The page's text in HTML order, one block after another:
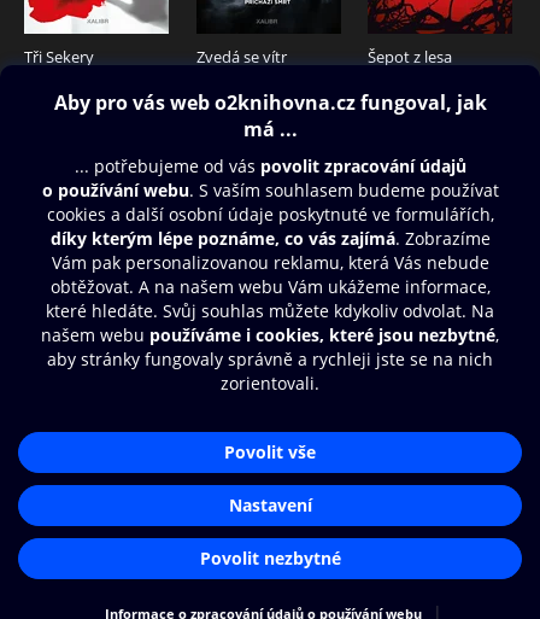
Tři Sekery
319 Kč
Zvedá se vítr Šepot z lesa
319 Kč
Obsah ke stažení
Moje O2 Knihovna
Další zábava
© O2 Czech Republic a.s.
Přístupnost
Zásady zpracování osobních údajů
Nastavení cookies
Aplikace O2 Knihovna
Čti a poslouchej své e-knihy a
audioknihy rychleji a pohodlněji.